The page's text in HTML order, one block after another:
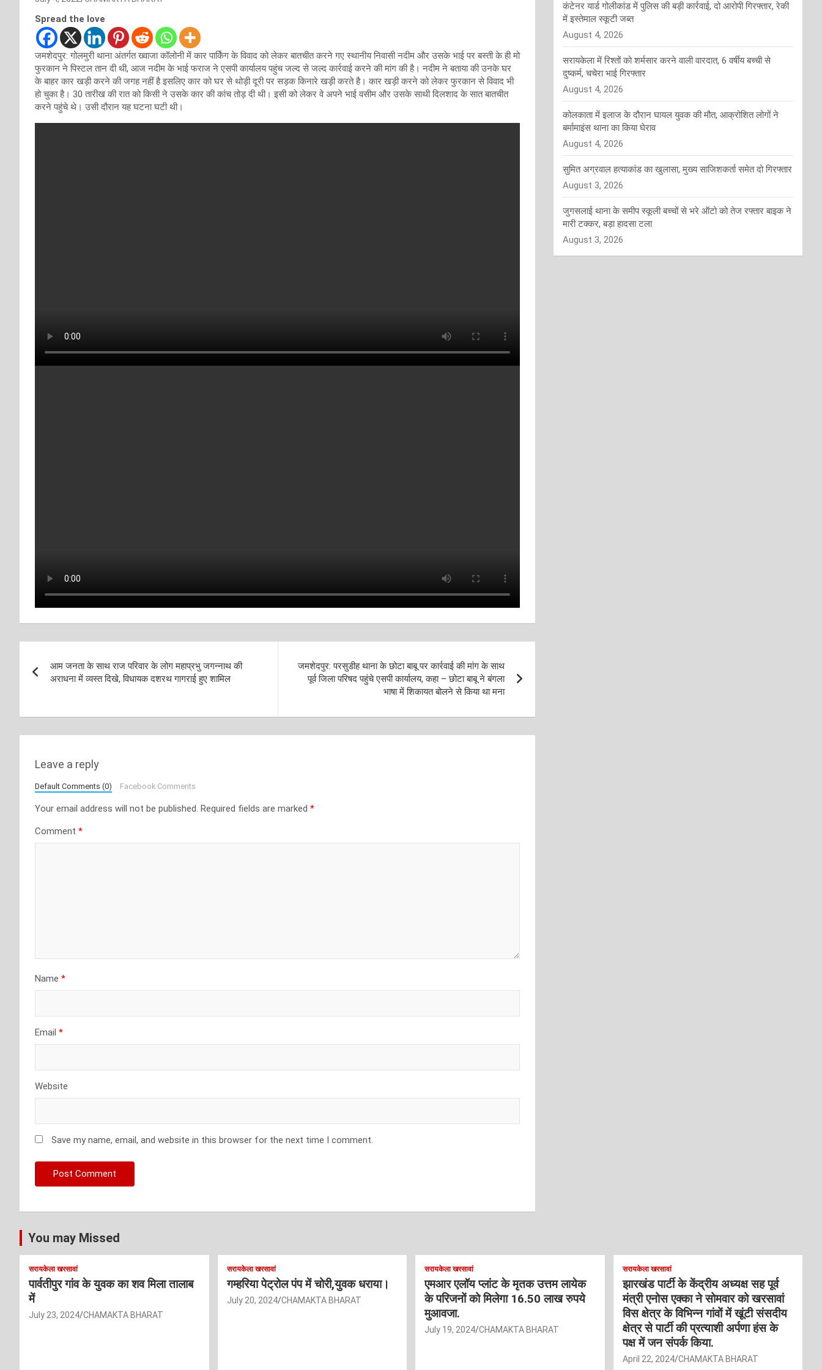
Spread the love
जमशेदपुर: गोलमुरी थाना अंतर्गत ख्वाजा कॉलोनी में कार पार्किंग के विवाद को लेकर बातचीत करने गए स्थानीय निवासी नदीम और उसके भाई पर बस्ती के ही मो
फुरकान ने पिस्टल तान दी थी, आज नदीम के भाई फराज ने एसपी कार्यालय पहुंच जल्द से जल्द कार्रवाई करने की मांग की है। नदीम ने बताया की उनके घर
के बाहर कार खड़ी करने की जगह नहीं है इसलिए कार को घर से थोड़ी दूरी पर सड़क किनारे खड़ी करते है। कार खड़ी करने को लेकर फुरकान से विवाद भी
हो चुका है। 30 तारीख की रात को किसी ने उसके कार की कांच तोड़ दी थी। इसी को लेकर वे अपने भाई वसीम और उसके साथी दिलशाद के सात बातचीत
करने पहुंचे थे। उसी दौरान यह घटना घटी थी।
navigation
आम जनता के साथ राज परिवार के लोग महाप्रभु जगन्नाथ की
अराधना में व्यस्त दिखे, विधायक दशरथ गागराई हुए शामिल
जमशेदपुर: परसुडीह थाना के छोटा बाबू पर कार्रवाई की मांग के साथ
पूर्व जिला परिषद पहुंचे एसपी कार्यालय, कहा – छोटा बाबू ने बंगला
भाषा में शिकायत बोलने से किया था मना
Leave a reply
Default Comments (0) Facebook Comments
Your email address will not be published. Required fields are marked *
Comment *
Name *
Email *
Website
Save my name, email, and website in this browser for the next time I comment.
कंटेनर यार्ड गोलीकांड में पुलिस की बड़ी कार्रवाई, दो आरोपी गिरफ्तार, रेकी
में इस्तेमाल स्कूटी जब्त
August 4, 2026
सरायकेला में रिश्तों को शर्मसार करने वाली वारदात, 6 वर्षीय बच्ची से
दुष्कर्म, चचेरा भाई गिरफ्तार
August 4, 2026
कोलकाता में इलाज के दौरान घायल युवक की मौत, आक्रोशित लोगों ने
बर्मामाइंस थाना का किया घेराव
August 4, 2026
सुमित अग्रवाल हत्याकांड का खुलासा, मुख्य साजिशकर्ता समेत दो गिरफ्तार
August 3, 2026
जुगसलाई थाना के समीप स्कूली बच्चों से भरे ऑटो को तेज रफ्तार बाइक ने
मारी टक्कर, बड़ा हादसा टला
August 3, 2026
You may Missed
सरायकेला खरसावां
पार्वतीपुर गांव के युवक का शव मिला तालाब
में
July 23, 2024 CHAMAKTA BHARAT
सरायकेला खरसावां
गम्हरिया पेट्रोल पंप में चोरी,युवक धराया।
July 20, 2024 CHAMAKTA BHARAT
सरायकेला खरसावां
एमआर एलॉय प्लांट के मृतक उत्तम लायेक
के परिजनों को मिलेगा 16.50 लाख रुपये
मुआवजा.
July 19, 2024 CHAMAKTA BHARAT
सरायकेला खरसावां
झारखंड पार्टी के केंद्रीय अध्यक्ष सह पूर्व
मंत्री एनोस एक्का ने सोमवार को खरसावां
विस क्षेत्र के विभिन्न गांवों में खूंटी संसदीय
क्षेत्र से पार्टी की प्रत्याशी अर्पणा हंस के
पक्ष में जन संपर्क किया.
April 22, 2024 CHAMAKTA BHARAT